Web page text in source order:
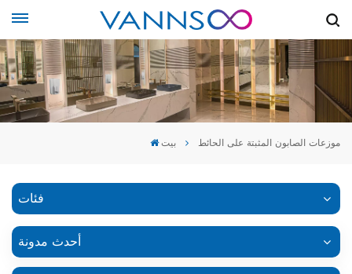
بيت موزعات الصابون المثبتة على الحائط
فئات
أحدث مدونة